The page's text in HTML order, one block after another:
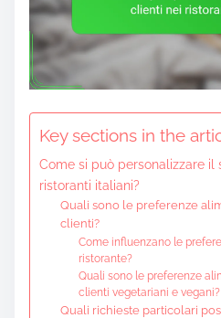
Key sections in the
Come si può personalizzare il
ristoranti italiani?
Quali sono le preferenze
clienti?
Come influenzano le
ristorante?
Quali sono le preferenze
clienti vegetariani e vegani?
Quali richieste particolari